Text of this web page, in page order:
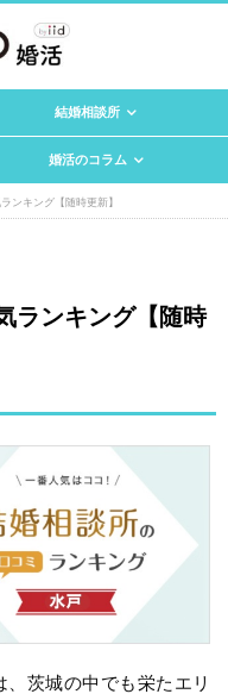
結婚相談所
婚活のコラム
ンキング【随時更新】
ランキング【随時
茨城の中でも栄たエリ